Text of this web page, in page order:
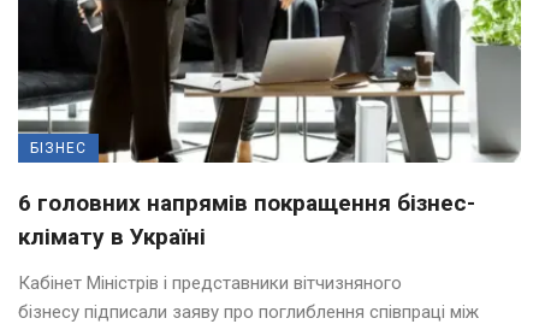
БІЗНЕС
6 головних напрямів покращення бізнес-
клімату в Україні
Кабінет Міністрів і представники вітчизняного
бізнесу підписали заяву про поглиблення співпраці між